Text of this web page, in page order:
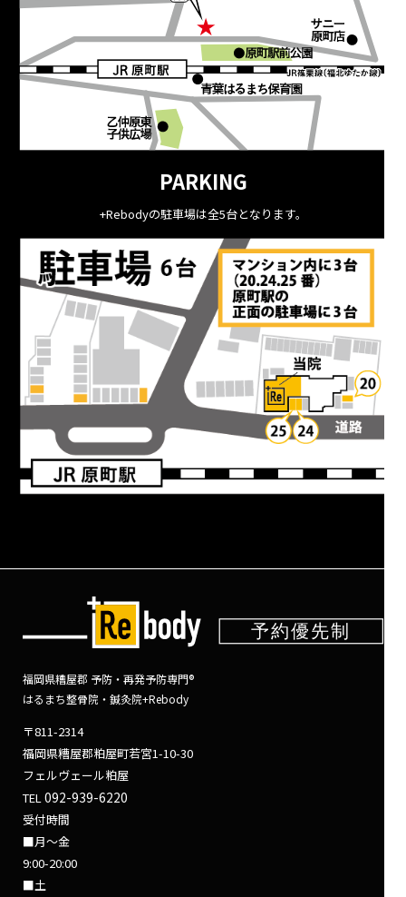
PARKING
+Rebodyの駐車場は全5台となります。
福岡県糟屋郡 予防・再発予防専門®
はるまち整骨院・鍼灸院+Rebody
〒811-2314
福岡県糟屋郡粕屋町若宮1-10-30
フェルヴェール粕屋
TEL092-939-6220
受付時間
■月～金
9:00-20:00
■土